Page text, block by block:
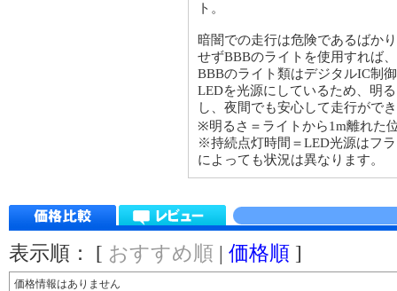
ト。
暗闇での走行は危険であるばか
せずBBBのライトを使用すれば
BBBのライト類はデジタルIC制
LEDを光源にしているため、明
し、夜間でも安心して走行がで
※明るさ＝ライトから1m離れた
※持続点灯時間＝LED光源はフ
によっても状況は異なります。
表示順： [ おすすめ順 | 価格順 ]
価格情報はありません